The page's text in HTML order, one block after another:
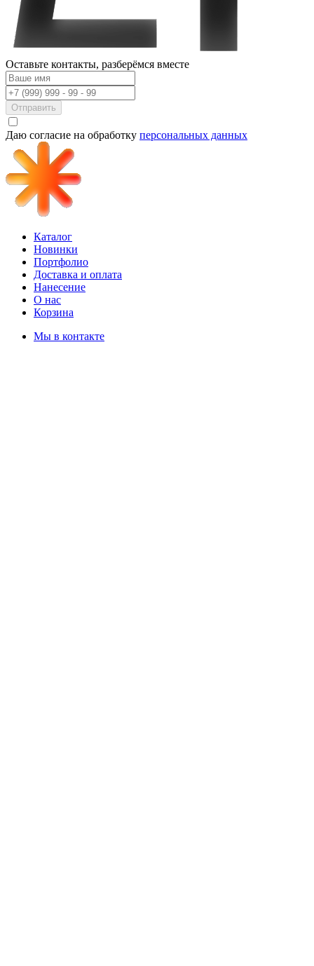
Оставьте контакты, разберёмся вместе
Отправить
Даю согласие на обработку персональных данных
Каталог
Новинки
Портфолио
Доставка и оплата
Нанесение
О нас
Корзина
Мы в контакте